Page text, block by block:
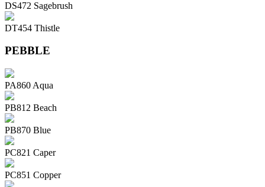
DS472 Sagebrush
DT454 Thistle
PEBBLE
PA860 Aqua
PB812 Beach
PB870 Blue
PC821 Caper
PC851 Copper